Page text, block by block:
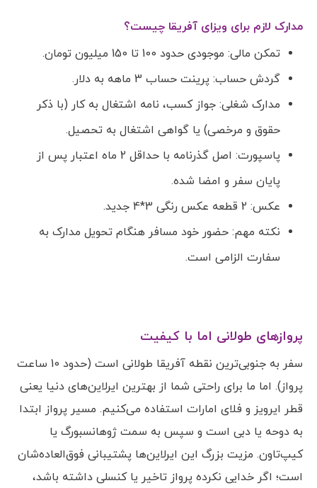
مدارک لازم برای ویزای آفریقا چیست؟
تمکن مالی: موجودی حدود 100 تا 150 میلیون تومان.
گردش حساب: پرینت حساب 3 ماهه به دلار.
مدارک شغلی: جواز کسب، نامه اشتغال به کار (با ذکر
حقوق و مرخصی) یا گواهی اشتغال به تحصیل.
پاسپورت: اصل گذرنامه با حداقل 2 ماه اعتبار پس از
پایان سفر و امضا شده.
عکس: 2 قطعه عکس رنگی 3*4 جدید.
نکته مهم: حضور خود مسافر هنگام تحویل مدارک به
سفارت الزامی است.
پروازهای طولانی اما با کیفیت
سفر به جنوبی‌ترین نقطه آفریقا طولانی است (حدود 10 ساعت
پرواز). اما ما برای راحتی شما از بهترین ایرلاین‌های دنیا یعنی
قطر ایرویز و فلای امارات استفاده می‌کنیم. مسیر پرواز ابتدا
به دوحه یا دبی است و سپس به سمت ژوهانسبورگ یا
کیپ‌تاون. مزیت بزرگ این ایرلاین‌ها پشتیبانی فوق‌العاده‌شان
است؛ اگر خدایی نکرده پرواز تاخیر یا کنسلی داشته باشد،